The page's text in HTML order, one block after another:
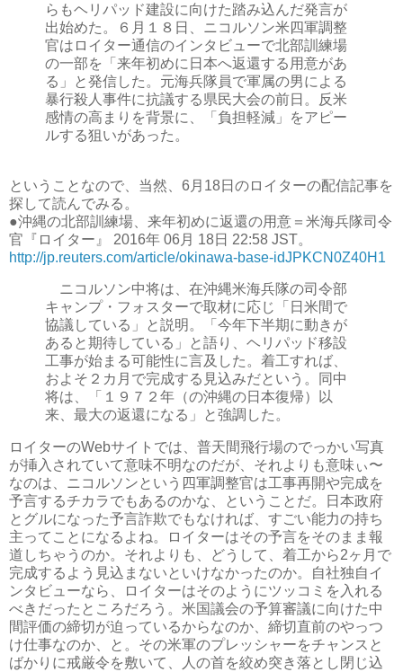
らもヘリパッド建設に向けた踏み込んだ発言が
出始めた。６月１８日、ニコルソン米四軍調整
官はロイター通信のインタビューで北部訓練場
の一部を「来年初めに日本へ返還する用意があ
る」と発信した。元海兵隊員で軍属の男による
暴行殺人事件に抗議する県民大会の前日。反米
感情の高まりを背景に、「負担軽減」をアピー
ルする狙いがあった。
ということなので、当然、6月18日のロイターの配信記事を
探して読んでみる。
●沖縄の北部訓練場、来年初めに返還の用意＝米海兵隊司令
官『ロイター』 2016年 06月 18日 22:58 JST。
http://jp.reuters.com/article/okinawa-base-idJPKCN0Z40H1
ニコルソン中将は、在沖縄米海兵隊の司令部
キャンプ・フォスターで取材に応じ「日米間で
協議している」と説明。「今年下半期に動きが
あると期待している」と語り、ヘリパッド移設
工事が始まる可能性に言及した。着工すれば、
およそ２カ月で完成する見込みだという。同中
将は、「１９７２年（の沖縄の日本復帰）以
来、最大の返還になる」と強調した。
ロイターのWebサイトでは、普天間飛行場のでっかい写真
が挿入されていて意味不明なのだが、それよりも意味ぃ〜
なのは、ニコルソンという四軍調整官は工事再開や完成を
予言するチカラでもあるのかな、ということだ。日本政府
とグルになった予言詐欺でもなければ、すごい能力の持ち
主ってことになるよね。ロイターはその予言をそのまま報
道しちゃうのか。それよりも、どうして、着工から2ヶ月で
完成するよう見込まないといけなかったのか。自社独自イ
ンタビューなら、ロイターはそのようにツッコミを入れる
べきだったところだろう。米国議会の予算審議に向けた中
間評価の締切が迫っているからなのか、締切直前のやっつ
け仕事なのか、と。その米軍のプレッシャーをチャンスと
ばかりに戒厳令を敷いて、人の首を絞め突き落とし閉じ込